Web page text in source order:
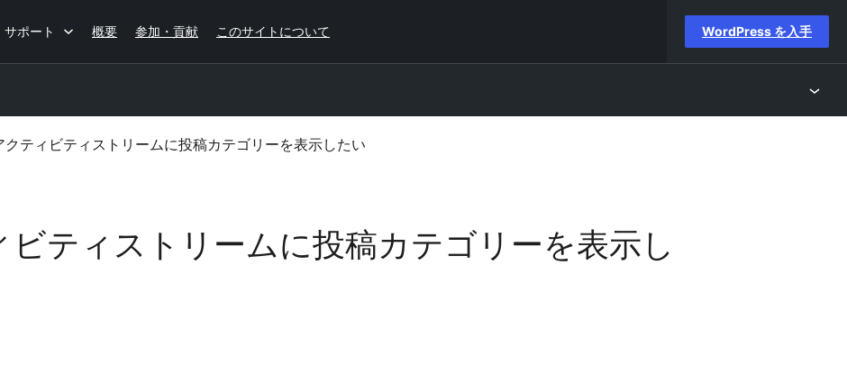
サポート 概要 参加・貢献 このサイトについて WordPress を入手
クティビティストリームに投稿カテゴリーを表示したい
ビティストリームに投稿カテゴリーを表示し